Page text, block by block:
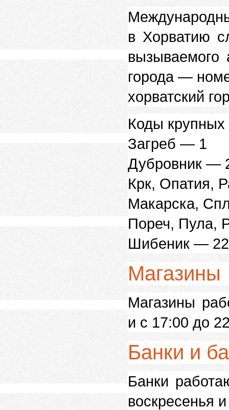
в Хорватию
города —
хорватский
Коды крупных
Загреб — 1
Дубровник —
Крк, Опатия,
Макарска,
Пореч, Пула,
Шибеник — 22
Магазины
Магазины
и с 17:00 до
Банки и
Банки
воскресенья